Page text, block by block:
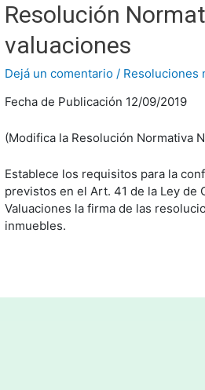
Resolución
valuaciones
Dejá un comentario / Resoluciones
Fecha de Publicación 12/09/2019
(Modifica la Resolución Normativa
Establece los requisitos para la
previstos en el Art. 41 de la Ley de
Valuaciones la firma de las
inmuebles.